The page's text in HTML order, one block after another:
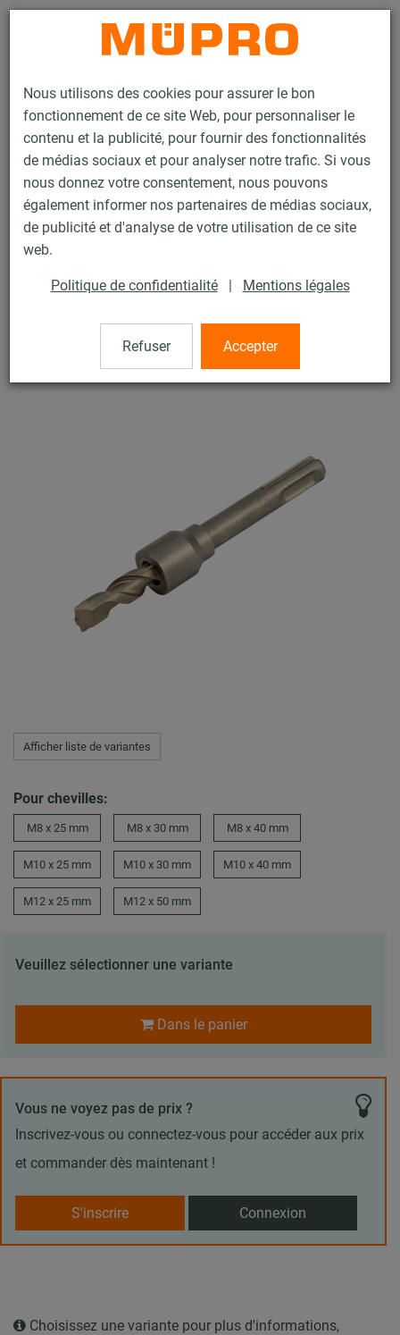
Nous utilisons des cookies pour assurer le bon
fonctionnement de ce site Web, pour personnaliser le
contenu et la publicité, pour fournir des fonctionnalités
de médias sociaux et pour analyser notre trafic. Si vous
nous donnez votre consentement, nous pouvons
également informer nos partenaires de médias sociaux,
de publicité et d'analyse de votre utilisation de ce site
web.
Politique de confidentialité | Mentions légales
Refuser Accepter
Contact
Produits Technique de fixation
Chevilles
Mèche avec mandrin SDS pour cheville mecanique
Mèche avec mandrin SDS pour
cheville mecanique
Afficher liste de variantes
Pour chevilles:
M8 x 25 mm M8 x 30 mm M8 x 40 mm
M10 x 25 mm M10 x 30 mm M10 x 40 mm
M12 x 25 mm M12 x 50 mm
Veuillez sélectionner une variante
Dans le panier
Vous ne voyez pas de prix ?
Inscrivez-vous ou connectez-vous pour accéder aux prix
et commander dès maintenant !
S'inscrire Connexion
Choisissez une variante pour plus d'informations,